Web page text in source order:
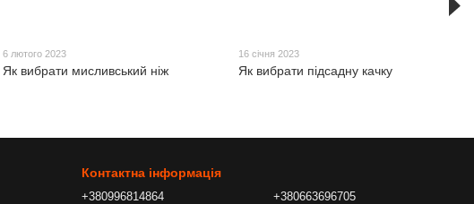
6 лютого 2023
Як вибрати мисливський ніж
16 січня 2023
Як вибрати підсадну качку
Контактна інформація
+380996814864
+380663696705